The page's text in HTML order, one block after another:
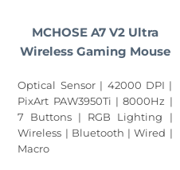
MCHOSE A7 V2 Ultra
Wireless Gaming Mouse
Optical Sensor | 42000 DPI |
PixArt PAW3950Ti | 8000Hz |
7 Buttons | RGB Lighting |
Wireless | Bluetooth | Wired |
Macro